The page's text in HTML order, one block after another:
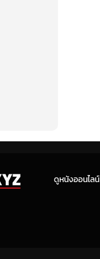
ดูหนังออนไลน์